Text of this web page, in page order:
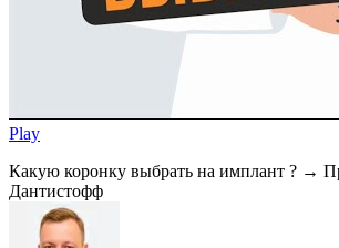
Play
Какую коронку выбрать на имплант ? →
Дантистофф